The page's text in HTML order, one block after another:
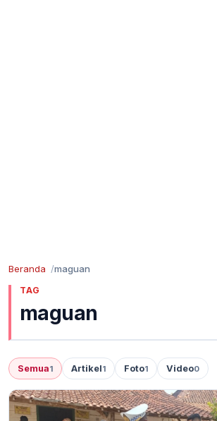
Beranda maguan
TAG
maguan
Semua1 Artikel1 Foto1 Video0